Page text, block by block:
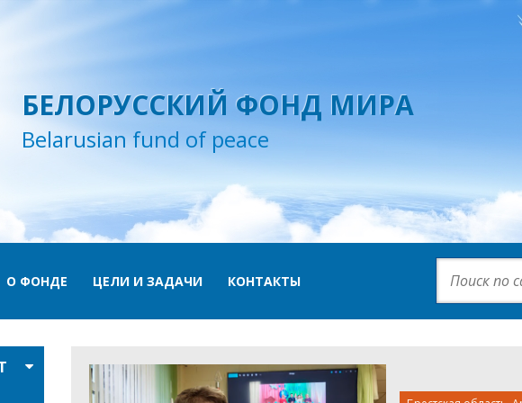
БЕЛОРУССКИЙ ФОНД МИРА
Belarusian fund of peace
О ФОНДЕ ЦЕЛИ И ЗАДАЧИ КОНТАКТЫ